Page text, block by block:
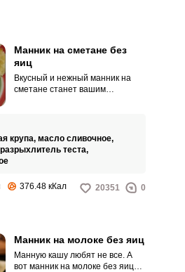
Манник на сметане без
яиц
Вкусный и нежный манник на
сметане станет вашим
яиц нет.
крупа, масло сливочное,
разрыхлитель теста,
376.48 кКал 20351 0
Манник на молоке без яиц
Манную кашу любят не все. А
вот манник на молоке без яиц